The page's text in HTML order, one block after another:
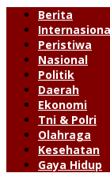
Berita
Peristiwa
Nasional
Politik
Daerah
Ekonomi
Tni & Polri
Olahraga
Kesehatan
Gaya Hidup